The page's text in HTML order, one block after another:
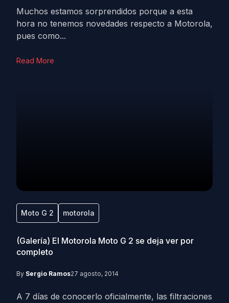
Muchos estamos sorprendidos porque a esta
hora no tenemos novedades respecto a Motorola,
pues como...
Read More
Moto G 2 motorola
(Galería) El Motorola Moto G 2 se deja ver por
completo
By Sergio Ramos27 agosto, 2014
A 7 días de conocerlo oficialmente, las filtraciones